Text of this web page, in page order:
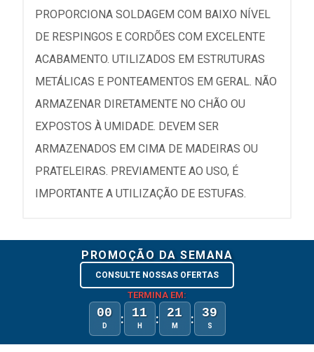
PROPORCIONA SOLDAGEM COM BAIXO NÍVEL
DE RESPINGOS E CORDÕES COM EXCELENTE
ACABAMENTO. UTILIZADOS EM ESTRUTURAS
METÁLICAS E PONTEAMENTOS EM GERAL. NÃO
ARMAZENAR DIRETAMENTE NO CHÃO OU
EXPOSTOS À UMIDADE. DEVEM SER
ARMAZENADOS EM CIMA DE MADEIRAS OU
PRATELEIRAS. PREVIAMENTE AO USO, É
IMPORTANTE A UTILIZAÇÃO DE ESTUFAS.
PROMOÇÃO DA SEMANA
CONSULTE NOSSAS OFERTAS
TERMINA EM:
00
D : 11
H : 21
M : 39
S